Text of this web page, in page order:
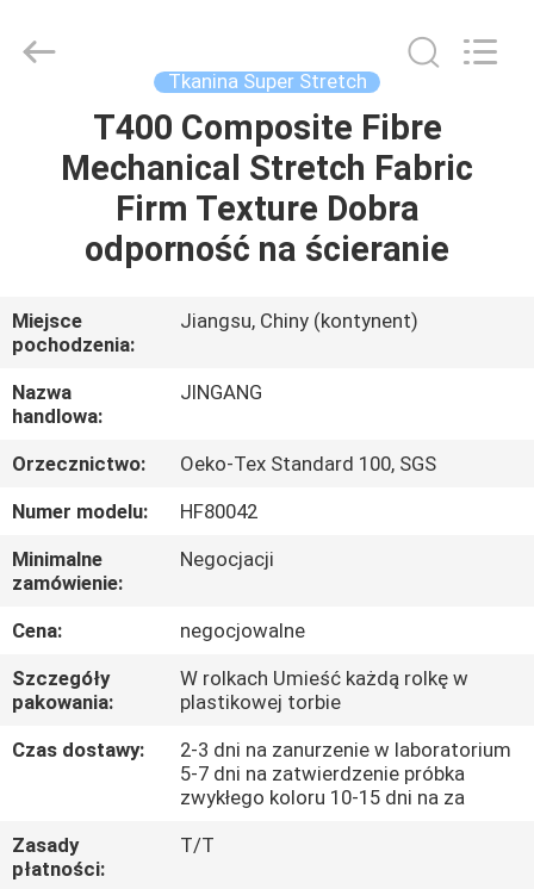
PRODUKTY
NAS
WYCIECZKA
PO
FABRYCE
KONTROLA
JAKOŚCI
SKONTAKTUJ
SIĘ
Z
AKTUALNOŚCI
Textile
Co.,Ltd.
Tkanina Super Stretch
T400 Composite Fibre
Mechanical Stretch Fabric
Firm Texture Dobra
odporność na ścieranie
Miejsce
pochodzenia:
Jiangsu, Chiny (kontynent)
Nazwa
handlowa:
JINGANG
Orzecznictwo:
Oeko-Tex Standard 100, SGS
Numer modelu:
HF80042
Minimalne
zamówienie:
Negocjacji
Cena:
negocjowalne
Szczegóły
pakowania:
W rolkach Umieść każdą rolkę w
plastikowej torbie
Czas dostawy:
2-3 dni na zanurzenie w laboratorium
5-7 dni na zatwierdzenie próbka
zwykłego koloru 10-15 dni na za
Zasady
płatności:
T/T